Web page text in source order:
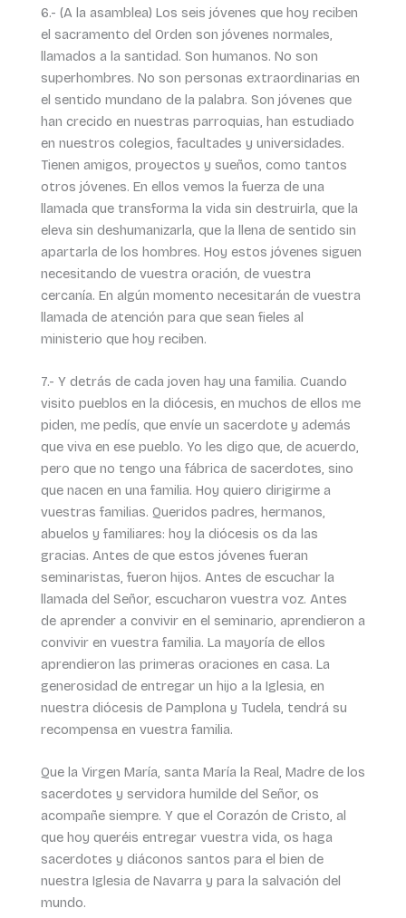
6.- (A la asamblea) Los seis jóvenes que hoy reciben
el sacramento del Orden son jóvenes normales,
llamados a la santidad. Son humanos. No son
superhombres. No son personas extraordinarias en
el sentido mundano de la palabra. Son jóvenes que
han crecido en nuestras parroquias, han estudiado
en nuestros colegios, facultades y universidades.
Tienen amigos, proyectos y sueños, como tantos
otros jóvenes. En ellos vemos la fuerza de una
llamada que transforma la vida sin destruirla, que la
eleva sin deshumanizarla, que la llena de sentido sin
apartarla de los hombres. Hoy estos jóvenes siguen
necesitando de vuestra oración, de vuestra
cercanía. En algún momento necesitarán de vuestra
llamada de atención para que sean fieles al
ministerio que hoy reciben.
7.- Y detrás de cada joven hay una familia. Cuando
visito pueblos en la diócesis, en muchos de ellos me
piden, me pedís, que envíe un sacerdote y además
que viva en ese pueblo. Yo les digo que, de acuerdo,
pero que no tengo una fábrica de sacerdotes, sino
que nacen en una familia. Hoy quiero dirigirme a
vuestras familias. Queridos padres, hermanos,
abuelos y familiares: hoy la diócesis os da las
gracias. Antes de que estos jóvenes fueran
seminaristas, fueron hijos. Antes de escuchar la
llamada del Señor, escucharon vuestra voz. Antes
de aprender a convivir en el seminario, aprendieron a
convivir en vuestra familia. La mayoría de ellos
aprendieron las primeras oraciones en casa. La
generosidad de entregar un hijo a la Iglesia, en
nuestra diócesis de Pamplona y Tudela, tendrá su
recompensa en vuestra familia.
Que la Virgen María, santa María la Real, Madre de los
sacerdotes y servidora humilde del Señor, os
acompañe siempre. Y que el Corazón de Cristo, al
que hoy queréis entregar vuestra vida, os haga
sacerdotes y diáconos santos para el bien de
nuestra Iglesia de Navarra y para la salvación del
mundo.